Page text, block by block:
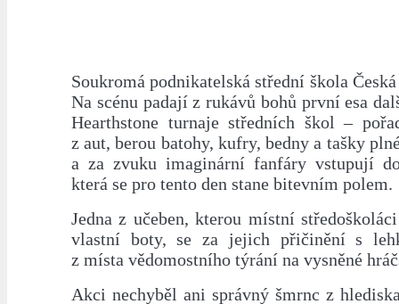
Soukromá podnikatelská střední škola
Na scénu padají z rukávů bohů první esa
Hearthstone turnaje středních škol –
z aut, berou batohy, kufry, bedny a tašky
a za zvuku imaginární fanfáry vstupují
která se pro tento den stane bitevním polem.
Jedna z učeben, kterou místní
vlastní boty, se za jejich přičinění s
z místa vědomostního týrání na vysněné
Akci nechyběl ani správný šmrnc z